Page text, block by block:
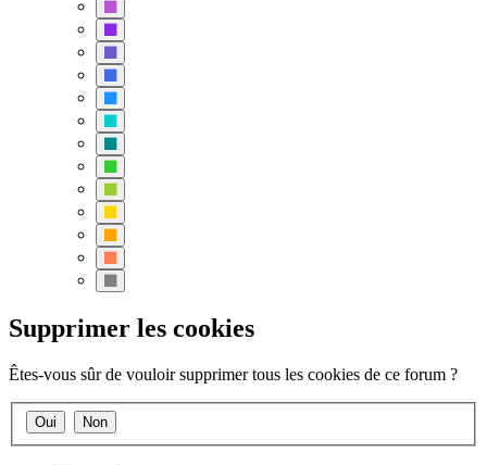
MediumOrchid
BlueViolet
SlateBlue
RoyalBlue
DodgerBlue
DarkTurquoise
DarkCyan
LimeGreen
YellowGreen
Gold
Orange
Coral
Gray
Supprimer les cookies
Êtes-vous sûr de vouloir supprimer tous les cookies de ce forum ?